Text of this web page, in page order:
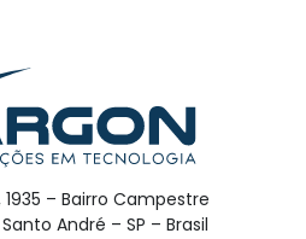
1935 – Bairro Campestre
Santo André – SP – Brasil